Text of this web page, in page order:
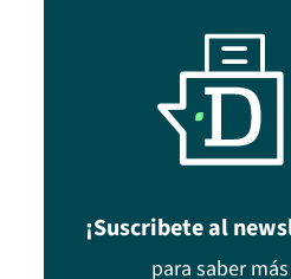
¡Suscribete al
para saber más